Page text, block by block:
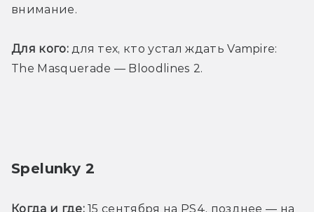
внимание.
Для кого: для тех, кто устал ждать Vampire:
The Masquerade — Bloodlines 2.
Spelunky 2
Когда и где: 15 сентября на PS4, позднее — на